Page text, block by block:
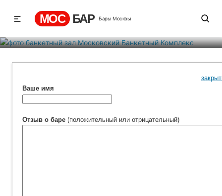
МОС БАР Бары Москвы
Ваше имя
Отзыв о баре (положительный или отрицательный)